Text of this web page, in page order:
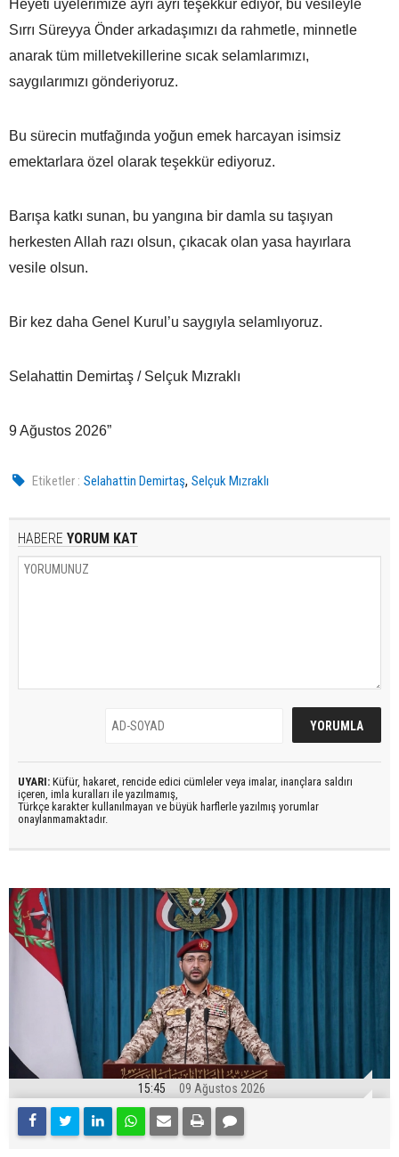
Heyeti üyelerimize ayrı ayrı teşekkür ediyor, bu vesileyle
Sırrı Süreyya Önder arkadaşımızı da rahmetle, minnetle
anarak tüm milletvekillerine sıcak selamlarımızı,
saygılarımızı gönderiyoruz.
Bu sürecin mutfağında yoğun emek harcayan isimsiz
emektarlara özel olarak teşekkür ediyoruz.
Barışa katkı sunan, bu yangına bir damla su taşıyan
herkesten Allah razı olsun, çıkacak olan yasa hayırlara
vesile olsun.
Bir kez daha Genel Kurul’u saygıyla selamlıyoruz.
Selahattin Demirtaş / Selçuk Mızraklı
9 Ağustos 2026”
Etiketler : Selahattin Demirtaş,Selçuk Mızraklı
HABERE YORUM KAT
UYARI: Küfür, hakaret, rencide edici cümleler veya imalar, inançlara saldırı
içeren, imla kuralları ile yazılmamış,
Türkçe karakter kullanılmayan ve büyük harflerle yazılmış yorumlar
onaylanmamaktadır.
15:45 09 Ağustos 2026